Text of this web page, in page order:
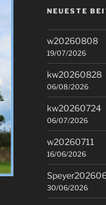
NEUESTE
w20260808
19/07/2026
kw20260828
06/08/2026
kw20260724
06/07/2026
w20260711
16/06/2026
30/06/2026